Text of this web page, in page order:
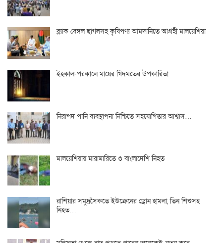
ব্ল্যাক বেঙ্গল ছাগলসহ কৃষিপণ্য আমদানিতে আগ্রহী মালয়েশিয়া
ইহকাল-পরকালে মায়ের খিদমতের উপকারিতা
নিরাপদ পানি ব্যবস্থাপনা নিশ্চিতে সহযোগিতার আশ্বাস…
মালয়েশিয়ায় মারামারিতে ৩ বাংলাদেশি নিহত
রাশিয়ার সমুদ্রসৈকতে ইউক্রেনের ড্রোন হামলা, তিন শিশুসহ
নিহত…